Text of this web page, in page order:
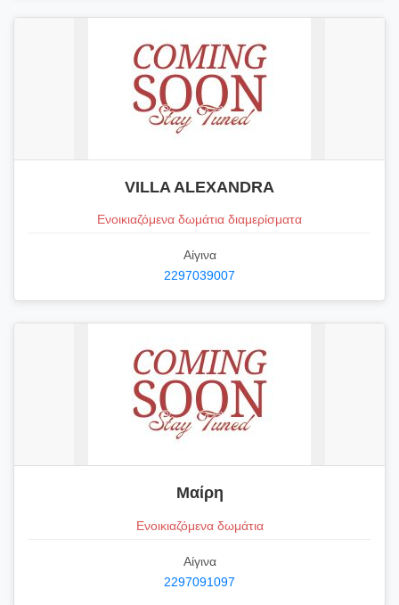
VILLA ALEXANDRA
Ενοικιαζόμενα δωμάτια διαμερίσματα
Αίγινα
2297039007
Μαίρη
Ενοικιαζόμενα δωμάτια
Αίγινα
2297091097